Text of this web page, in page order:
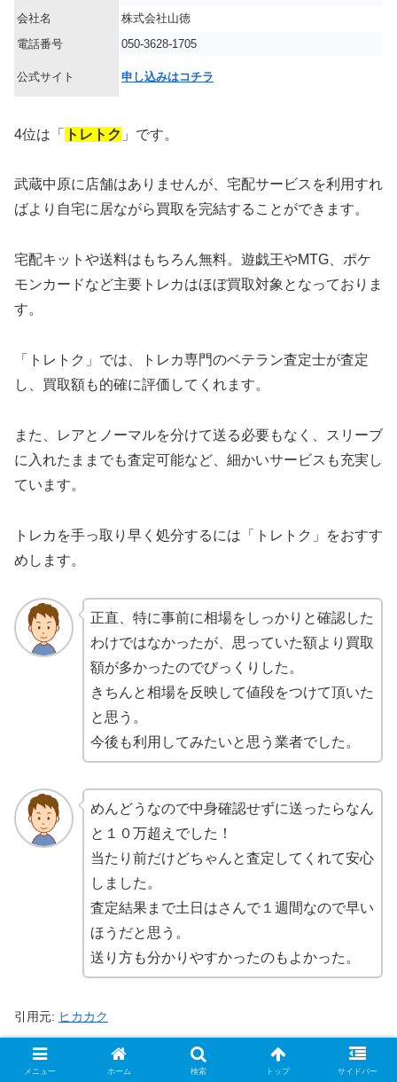
会社名
株式会社山徳
電話番号
050-3628-1705
公式サイト 申し込みはコチラ
4位は「 トレトク 」です。
武蔵中原に店舗はありませんが、宅配サービスを利用すれ
ばより自宅に居ながら買取を完結することができます。
宅配キットや送料はもちろん無料。遊戯王やMTG、ポケ
モンカードなど主要トレカはほぼ買取対象となっておりま
す。
「トレトク」では、トレカ専門のベテラン査定士が査定
し、買取額も的確に評価してくれます。
また、レアとノーマルを分けて送る必要もなく、スリーブ
に入れたままでも査定可能など、細かいサービスも充実し
ています。
トレカを手っ取り早く処分するには「トレトク」をおすす
めします。
正直、特に事前に相場をしっかりと確認した
わけではなかったが、思っていた額より買取
額が多かったのでびっくりした。
きちんと相場を反映して値段をつけて頂いた
と思う。
今後も利用してみたいと思う業者でした。
めんどうなので中身確認せずに送ったらなん
と１０万超えでした！
当たり前だけどちゃんと査定してくれて安心
しました。
査定結果まで土日はさんで１週間なので早い
ほうだと思う。
送り方も分かりやすかったのもよかった。
引用元: ヒカカク
【最新】トレトク2026年3月の買取表一覧
メニュー ホーム 検索 トップ サイドバー